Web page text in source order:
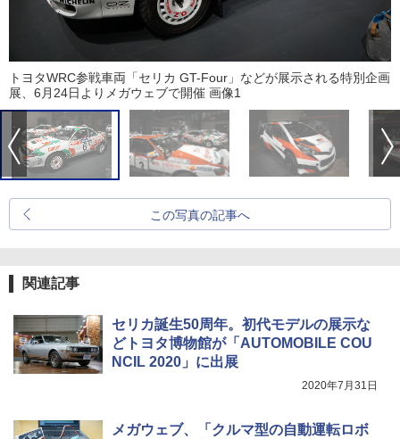
トヨタWRC参戦車両「セリカ GT-Four」などが展示される特別企画
展、6月24日よりメガウェブで開催 画像1
この写真の記事へ
関連記事
セリカ誕生50周年。初代モデルの展示な
どトヨタ博物館が「AUTOMOBILE COU
NCIL 2020」に出展
2020年7月31日
メガウェブ、「クルマ型の自動運転ロボ